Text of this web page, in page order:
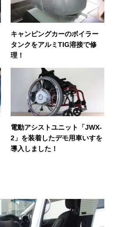
キャンピングカーのボイラー
タンクをアルミTIG溶接で修
理！
電動アシストユニット「JWX-
2」を装着したデモ用車いすを
導入しました！